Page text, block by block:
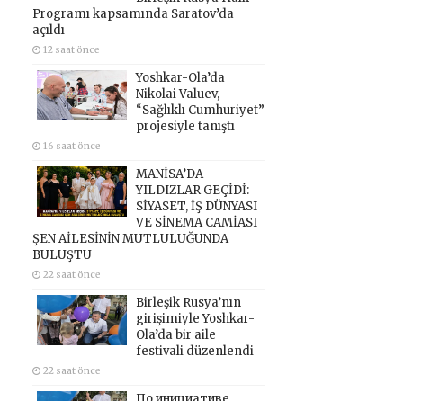
Programı kapsamında Saratov’da
açıldı
12 saat önce
Yoshkar-Ola’da
Nikolai Valuev,
“Sağlıklı Cumhuriyet”
projesiyle tanıştı
16 saat önce
MANİSA’DA
YILDIZLAR GEÇİDİ:
SİYASET, İŞ DÜNYASI
VE SİNEMA CAMİASI
ŞEN AİLESİNİN MUTLULUĞUNDA
BULUŞTU
22 saat önce
Birleşik Rusya’nın
girişimiyle Yoshkar-
Ola’da bir aile
festivali düzenlendi
22 saat önce